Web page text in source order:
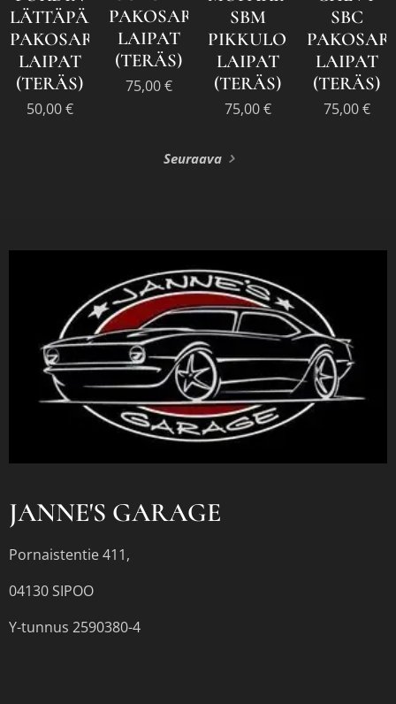
LÄTTÄPÄÄN
PAKOSARJA
LAIPAT
(TERÄS)
50,00€
PAKOSARJAN
LAIPAT
(TERÄS)
75,00€
SBM
PIKKULOHKON
LAIPAT
(TERÄS)
75,00€
SBC
LAIPAT
(TERÄS)
75,00€
Seuraava
JANNE'S GARAGE
Pornaistentie 411,
04130 SIPOO
Y-tunnus 2590380-4